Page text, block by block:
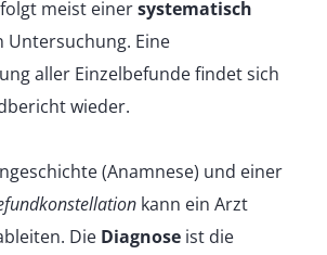
meist einersystematisch
Eine
aller Einzelbefunde findet sich
wieder.
(Anamnese) und einer
kann ein Arzt
Die Diagnose ist die